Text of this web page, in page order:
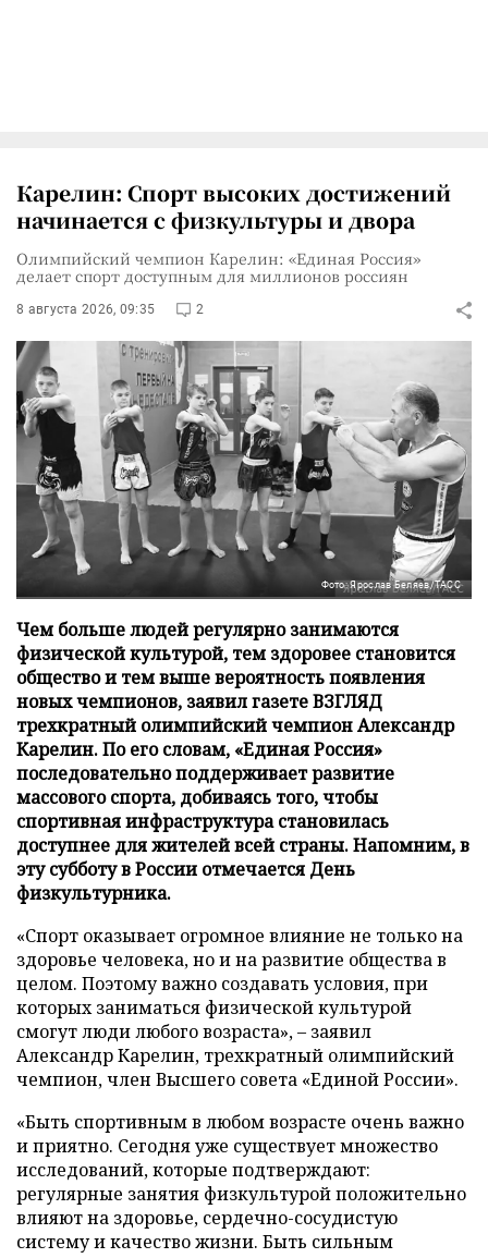
Карелин: Спорт высоких достижений
начинается с физкультуры и двора
Олимпийский чемпион Карелин: «Единая Россия»
делает спорт доступным для миллионов россиян
8 августа 2026, 09:35 2
Фото: Ярослав Беляев/ТАСС
Чем больше людей регулярно занимаются
физической культурой, тем здоровее становится
общество и тем выше вероятность появления
новых чемпионов, заявил газете ВЗГЛЯД
трехкратный олимпийский чемпион Александр
Карелин. По его словам, «Единая Россия»
последовательно поддерживает развитие
массового спорта, добиваясь того, чтобы
спортивная инфраструктура становилась
доступнее для жителей всей страны. Напомним, в
эту субботу в России отмечается День
физкультурника.
«Спорт оказывает огромное влияние не только на
здоровье человека, но и на развитие общества в
целом. Поэтому важно создавать условия, при
которых заниматься физической культурой
смогут люди любого возраста», – заявил
Александр Карелин, трехкратный олимпийский
чемпион, член Высшего совета «Единой России».
«Быть спортивным в любом возрасте очень важно
и приятно. Сегодня уже существует множество
исследований, которые подтверждают:
регулярные занятия физкультурой положительно
влияют на здоровье, сердечно-сосудистую
систему и качество жизни. Быть сильным